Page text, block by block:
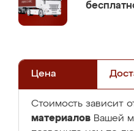
Цена
Стоимость зависит
материалов Вашей